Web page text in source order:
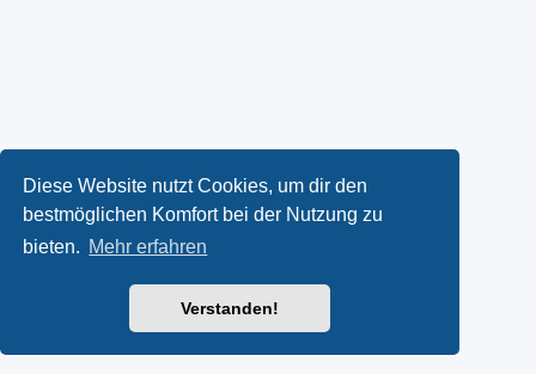
Diese Website nutzt Cookies, um dir den
bestmöglichen Komfort bei der Nutzung zu
bieten. Mehr erfahren
Verstanden!